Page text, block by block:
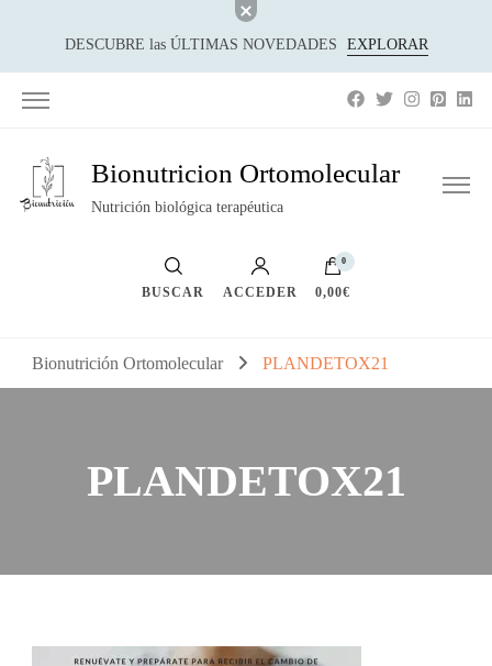
DESCUBRE las ÚLTIMAS NOVEDADES EXPLORAR
Bionutricion Ortomolecular
Nutrición biológica terapéutica
BUSCAR ACCEDER
0
0,00€
Bionutrición Ortomolecular PLANDETOX21
PLANDETOX21